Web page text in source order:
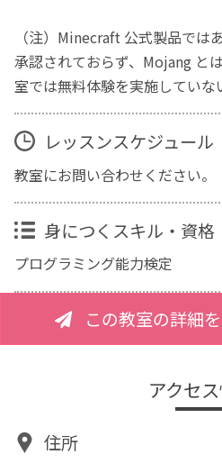
（注）Minecraft 公式製品では
承認されておらず、Mojang と
室では無料体験を実施していな
レッスンスケジュール
教室にお問い合わせください。
身につくスキル・資格
プログラミング能力検定
この教室の詳細
アクセ
住所